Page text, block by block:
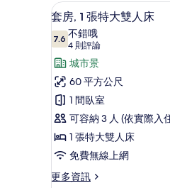
顯
示
套
房,
1
張
特
大
雙
人
7
套房, 1 張特大雙人床
7.67.6 分，滿分 10 分
不錯哦
4 則評論
(4
則
評
論)
城市景
60 平方公尺
1 間臥室
可容納 3 人 (依實際入
1 張特大雙人床
免費無線上網
更多資訊
更